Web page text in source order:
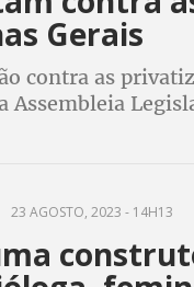
Gerais
contra as
Assembleia
23 AGOSTO, 2023 - 14H13